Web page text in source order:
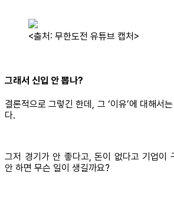
<출처: 무한도전 유튜브 캡처>
그래서 신입 안 뽑나?
결론적으로 그렇긴 한데, 그 ‘이유’에 대해서
다.
그저 경기가 안 좋다고, 돈이 없다고 기업이
안 하면 무슨 일이 생길까요?